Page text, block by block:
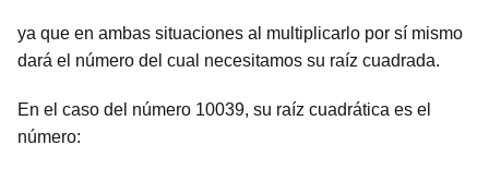
ya que en ambas situaciones al multiplicarlo por sí mismo
dará el número del cual necesitamos su raíz cuadrada.
En el caso del número 10039, su raíz cuadrática es el
número: